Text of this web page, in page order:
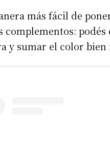
más fácil de
complementos:
y sumar el color bien